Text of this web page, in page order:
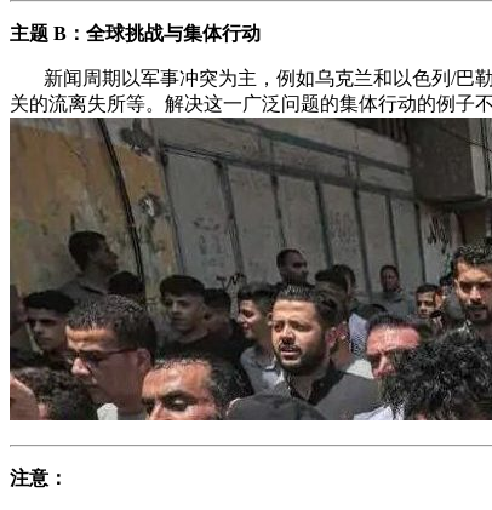
主题 B：全球挑战与集体行动
新闻周期以军事冲突为主，例如乌克兰和以色列/巴勒
关的流离失所等。解决这一广泛问题的集体行动的例子
注意：